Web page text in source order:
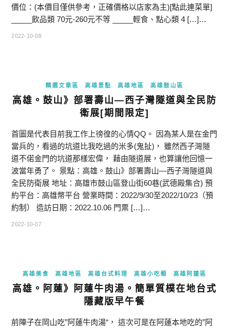
價位：(本價目僅供參考，正確價格以店家為主)[點此連菜單]
_____飲品類 70元-260元不等 _____輕食、點心類 4 […]…
2022-10-08
精選文章區 高雄景點 高雄地區 高雄鼓山區
高雄。鼓山》部署壽山—西子灣隧道與全民防
衛展[期間限定]
首圖是代表目前我工作上徬徨的心情QQ。 因為某人是在金門
當兵的，看過的坑道比我吃過的米多(鬼扯)， 雖然西子灣隧
道不偌金門的坑道那樣宏偉， 藉由隧道展，也算讓他回憶一
波當年勇了。 景點：高雄。鼓山》部署壽山—西子灣隧道與
全民防衛展 地址：高雄市鼓山區登山街60巷(武德殿集合) 預
約平台：高雄幣平台 營業時間：2022/9/30至2022/10/23（預
約制） 造訪日期：2022.10.06 門票 […]…
2022-10-07
高雄美食 高雄地區 高雄台式料理 高雄小吃類 高雄阿蓮區
高雄。阿蓮》阿蓮牛肉湯。簡單質樸在地台式
隱藏版早午餐
前陣子在岡山吃”阿蓮牛肉湯“， 這次可是在阿蓮本地吃的”阿